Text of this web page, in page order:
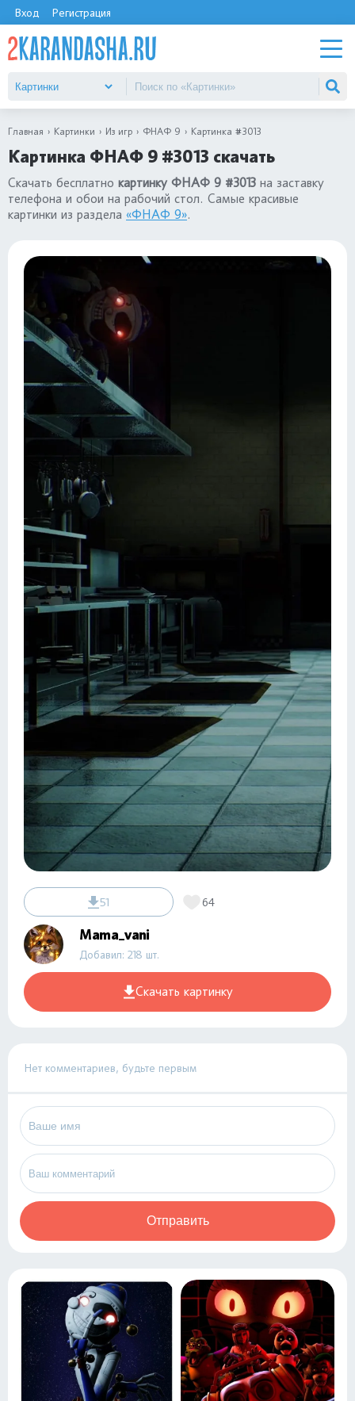
Вход Регистрация
Главная Картинки Из игр ФНАФ 9 Картинка #3013
Картинка ФНАФ 9 #3013 скачать
Скачать бесплатно картинку ФНАФ 9 #3013 на заставку
телефона и обои на рабочий стол. Самые красивые
картинки из раздела «ФНАФ 9».
51 64
Mama_vani
Добавил: 218 шт.
Скачать картинку
Нет комментариев, будьте первым
Отправить